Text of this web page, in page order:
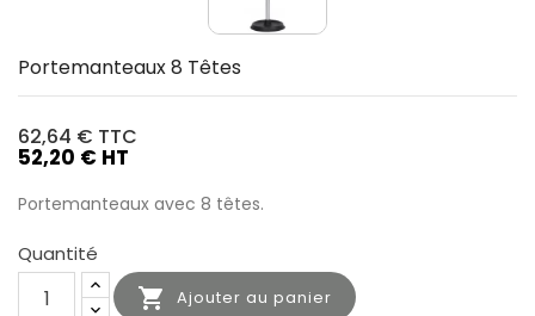
Portemanteaux 8 Têtes
62,64 € TTC
52,20 € HT
Portemanteaux avec 8 têtes.
Quantité
 Ajouter au panier